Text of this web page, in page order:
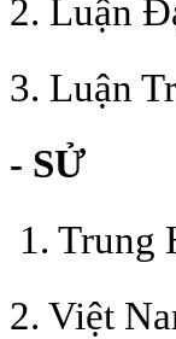
2. Luận
3. Luận
- SỬ
1. Trung
2. Việt